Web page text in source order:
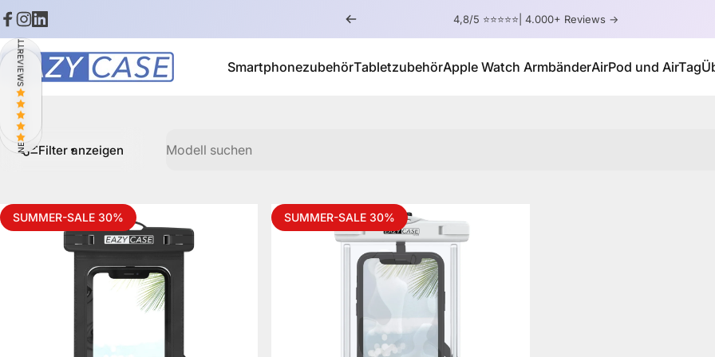
Direkt zum Inhalt
4,8/5 ⭐⭐⭐⭐⭐| 4.000+ Reviews ->
EAZY CASE SmartphonezubehörTabletzubehörApple Watch ArmbänderAirPod und AirTag
NEWSLETTER: 10% RABATT
REVIEWS
Filter anzeigen
SUMMER-SALE 30% SUMMER-SALE 30%